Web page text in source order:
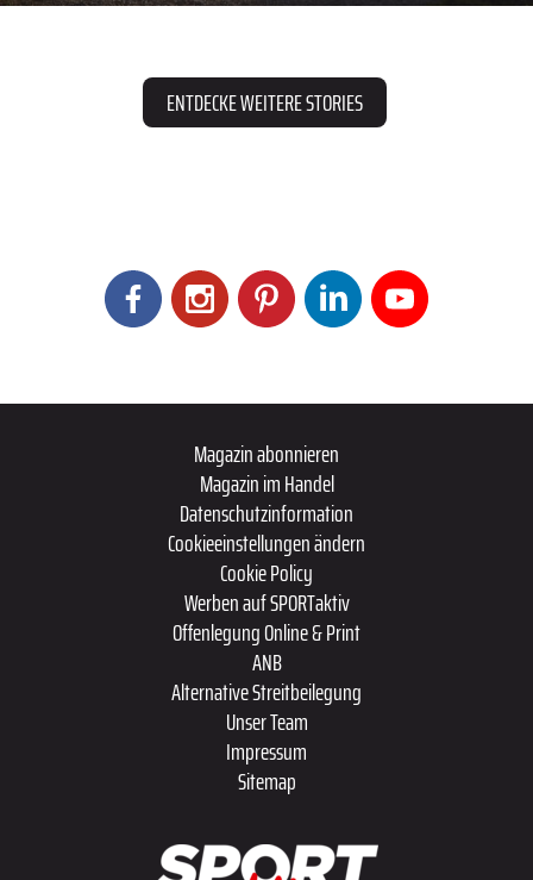
ENTDECKE WEITERE STORIES
Magazin abonnieren
Magazin im Handel
Datenschutzinformation
Cookieeinstellungen ändern
Cookie Policy
Werben auf SPORTaktiv
Offenlegung Online & Print
ANB
Alternative Streitbeilegung
Unser Team
Impressum
Sitemap